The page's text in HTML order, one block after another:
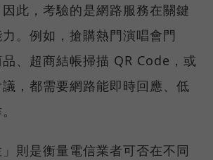
此，考驗的是網路服務在關鍵
。例如，搶購熱門演唱會門
、超商結帳掃描 QR Code，或
，都需要網路能即時回應、低
則是衡量電信業者可否在不同